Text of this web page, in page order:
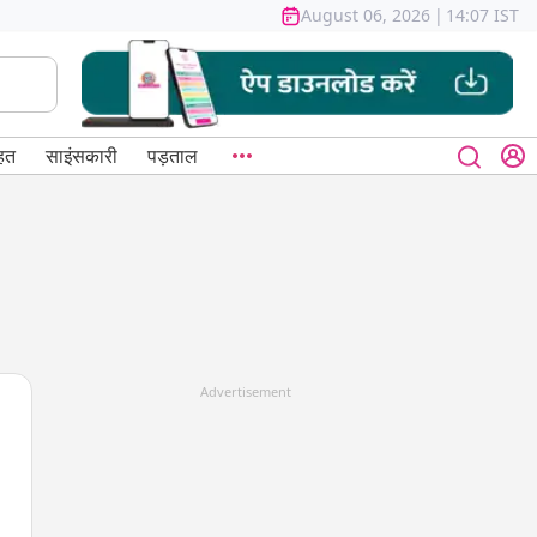
August 06, 2026 | 14:07 IST
साइंसकारी पड़ताल
Advertisement